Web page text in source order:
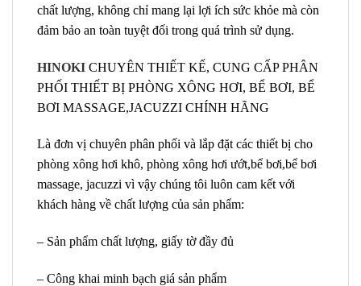
chất lượng, không chỉ mang lại lợi ích sức khỏe mà còn
đảm bảo an toàn tuyệt đối trong quá trình sử dụng.
HINOKI CHUYÊN THIẾT KẾ, CUNG CẤP PHÂN
PHỐI THIẾT BỊ PHÒNG XÔNG HƠI, BỂ BƠI, BỂ
BƠI MASSAGE,JACUZZI CHÍNH HÃNG
Là đơn vị chuyên phân phối và lắp đặt các thiết bị cho
phòng xông hơi khô, phòng xông hơi ướt,bể bơi,bể bơi
massage, jacuzzi vì vậy chúng tôi luôn cam kết với
khách hàng về chất lượng của sản phẩm:
– Sản phẩm chất lượng, giấy tờ đầy đủ
– Công khai minh bạch giá sản phẩm